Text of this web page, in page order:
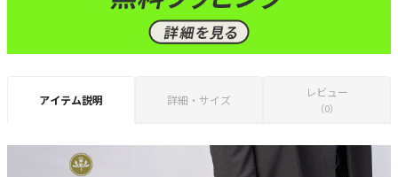
アイテム説明 詳細・サイズ
レビュー
（0）